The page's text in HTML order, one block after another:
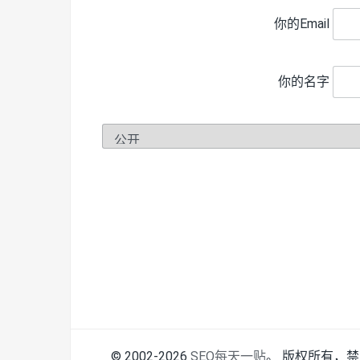
你的Email
你的名字
© 2002-2026 SEO每天一贴。 版权所有，